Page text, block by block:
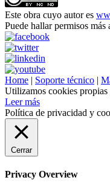
Este obra cuyo autor es
Puede hallar permisos
Home | Soporte técnico |
Utilizamos cookies propias
Leer más
Política de privacidad y
Cerrar
Privacy Overview